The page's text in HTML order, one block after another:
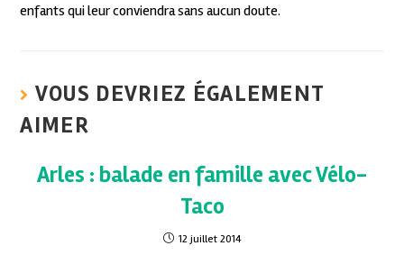
enfants qui leur conviendra sans aucun doute.
VOUS DEVRIEZ ÉGALEMENT
AIMER
Arles : balade en famille avec Vélo-
Taco
12 juillet 2014